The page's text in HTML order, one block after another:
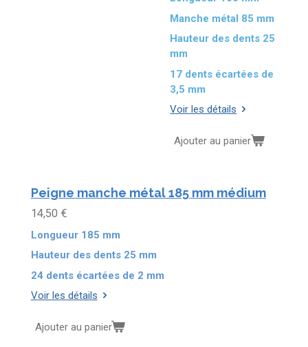
Manche métal 85 mm
Hauteur des dents 25
mm
17 dents écartées de
3,5 mm
Voir les détails
Ajouter au panier
Peigne manche métal 185 mm médium
14,50 €
Longueur 185 mm
Hauteur des dents 25 mm
24 dents écartées de 2 mm
Voir les détails
Ajouter au panier